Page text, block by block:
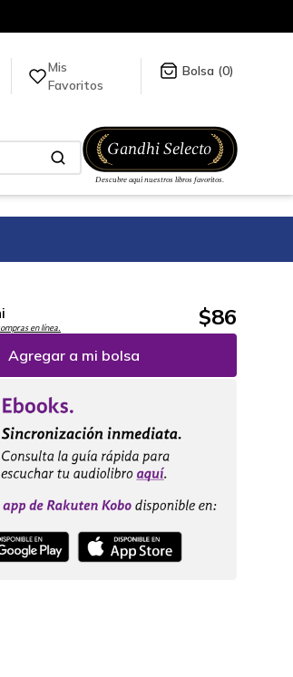
Mis
Favoritos
0
en línea. $86
Agregar a mi bolsa